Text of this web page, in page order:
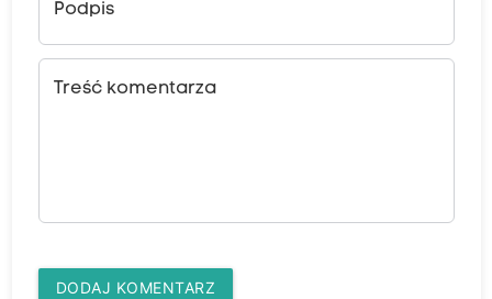
Podpis
Treść komentarza
DODAJ KOMENTARZ